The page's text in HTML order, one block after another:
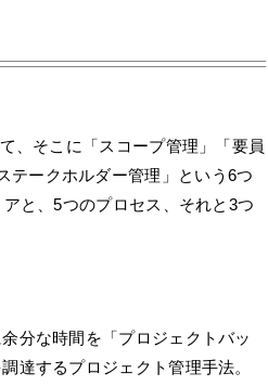
、そこに「スコープ管理」「要員
テークホルダー管理」という6つ
と、5つのプロセス、それと3つ
分な時間を「プロジェクトバッ
達するプロジェクト管理手法。